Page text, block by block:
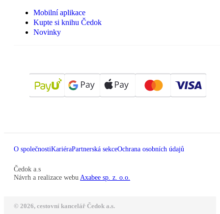
Mobilní aplikace
Kupte si knihu Čedok
Novinky
O společnostiKariéraPartnerská sekceOchrana osobních údajů
Čedok a.s
Návrh a realizace webu Axabee sp. z. o.o.
© 2026, cestovní kancelář Čedok a.s.